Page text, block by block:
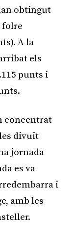
obtingut
folre
A la
els
punts i
concentrat
divuit
jornada
es va
i
amb les